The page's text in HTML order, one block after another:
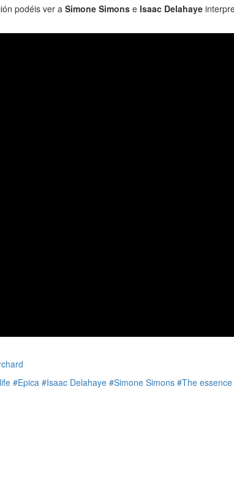
podéis ver a Simone Simons e Isaac Delahaye
#Epica #Isaac Delahaye #Simone Simons #The